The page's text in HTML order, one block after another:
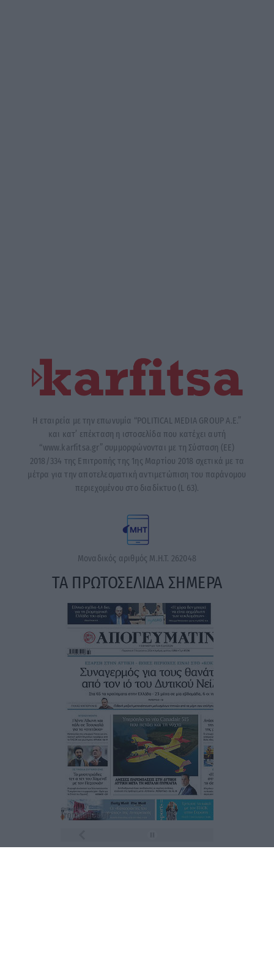
Η εταιρεία με την επωνυμία “POLITICAL MEDIA GROUP A.E.”
και κατ’ επέκταση η ιστοσελίδα που κατέχει αυτή
“www.karfitsa.gr” συμμορφώνονται με τη Σύσταση (ΕΕ)
2018/334 της Επιτροπής της 1ης Μαρτίου 2018 σχετικά με τα
μέτρα για την αποτελεσματική αντιμετώπιση του παράνομου
περιεχομένου στο διαδίκτυο (L 63).
Μοναδικός αριθμός Μ.Η.Τ. 262048
ΤΑ ΠΡΩΤΟΣΕΛΙΔΑ ΣΗΜΕΡΑ